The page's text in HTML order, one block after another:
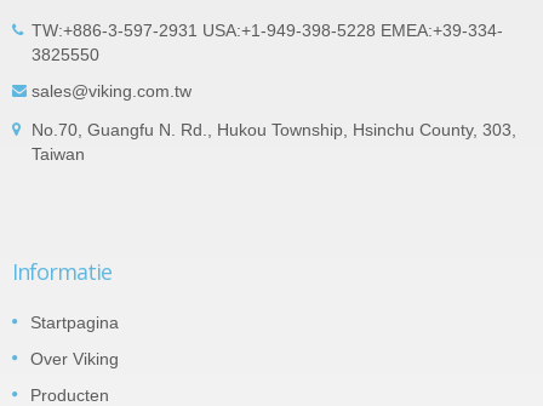
TW:+886-3-597-2931 USA:+1-949-398-5228 EMEA:+39-334-
3825550
sales@viking.com.tw
No.70, Guangfu N. Rd., Hukou Township, Hsinchu County, 303,
Taiwan
Informatie
Startpagina
Over Viking
Producten